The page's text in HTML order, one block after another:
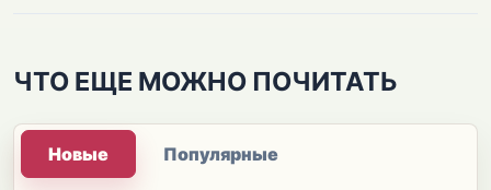
ЧТО ЕЩЕ МОЖНО ПОЧИТАТЬ
Новые Популярные